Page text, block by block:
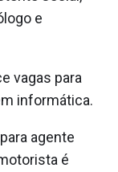
e
vagas para
informática.
agente
é